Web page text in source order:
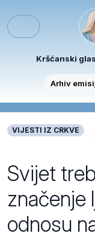
Menu
Kršćanski
Arhiv
VIJESTI IZ CRKVE
Svijet
značenje
odnosu